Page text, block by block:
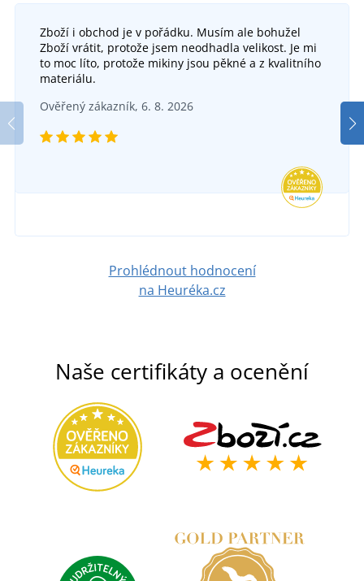
Funkční merino spodky NAVI
DO 5 DNŮ
Pánské funkční tričko s dlouhým rukávem
193 Kč
Zboží i obchod je v pořádku. Musím ale bohužel
Zboží vrátit, protože jsem neodhadla velikost. Je mi
to moc líto, protože mikiny jsou pěkné a z kvalitního
materiálu.
Ověřený zákazník, 6. 8. 2026
Prohlédnout hodnocení
na Heuréka.cz
Naše certifikáty a ocenění